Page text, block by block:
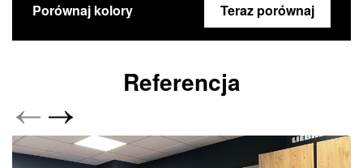
Porównaj kolory Teraz porównaj
Referencja